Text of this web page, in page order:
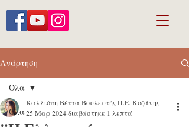
Ανάρτηση
Όλα
Όλα
Καλλιόπη Βέττα Βουλευτής Π.Ε. Κοζάνης
25 Μαρ 2024διαβάστηκε 1 λεπτά